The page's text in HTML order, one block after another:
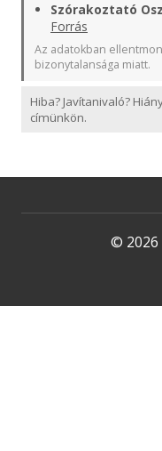
Szórakoztató
Forrás
Az adatokban
bizonytalansága miatt.
Hiba? Javítanivaló?
címünkön.
© 2026